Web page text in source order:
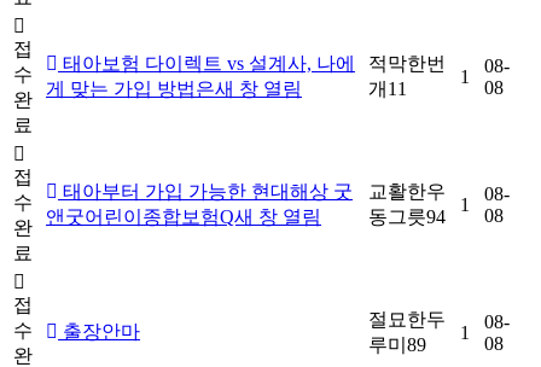
접
수
완
료
태아보험 다이렉트 vs 설계사, 나에
게 맞는 가입 방법은새 창 열림
적막한번
개11
1
08-
08
접
수
완
료
태아부터 가입 가능한 현대해상 굿
앤굿어린이종합보험Q새 창 열림
교활한우
동그릇94
1
08-
08
접
수
완
출장안마
절묘한두
루미89
1
08-
08